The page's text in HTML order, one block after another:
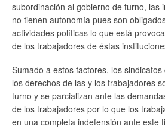
subordinación al gobierno de turno, las
no tienen autonomía pues son
actividades políticas lo que está
de los trabajadores de éstas
Sumado a estos factores, los
los derechos de las y los trabajadores
turno y se parcializan ante las
de los trabajadores por lo que los
en una completa indefensión ante este